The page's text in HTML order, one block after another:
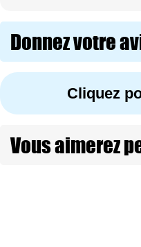
Donnez votre
Cliquez
Vous aimerez